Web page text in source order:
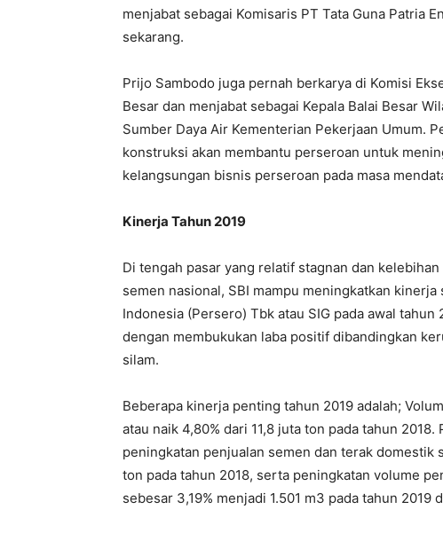
menjabat sebagai Komisaris PT Tata Guna Patria
sekarang.
Prijo Sambodo juga pernah berkarya di Komisi
Besar dan menjabat sebagai Kepala Balai Besar
Sumber Daya Air Kementerian Pekerjaan Umum.
konstruksi akan membantu perseroan untuk
kelangsungan bisnis perseroan pada masa
Kinerja Tahun 2019
Di tengah pasar yang relatif stagnan dan
semen nasional, SBI mampu meningkatkan
Indonesia (Persero) Tbk atau SIG pada awal
dengan membukukan laba positif dibandingkan
silam.
Beberapa kinerja penting tahun 2019 adalah;
atau naik 4,80% dari 11,8 juta ton pada tahun
peningkatan penjualan semen dan terak domestik
ton pada tahun 2018, serta peningkatan volume
sebesar 3,19% menjadi 1.501 m3 pada tahun